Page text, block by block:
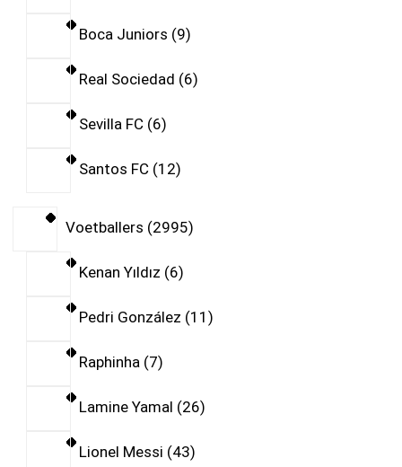
Boca Juniors 9
Real Sociedad 6
Sevilla FC 6
Santos FC 12
Voetballers 2995
Kenan Yıldız 6
Pedri González 11
Raphinha 7
Lamine Yamal 26
Lionel Messi 43